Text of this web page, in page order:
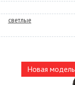
светлые
Новая модель